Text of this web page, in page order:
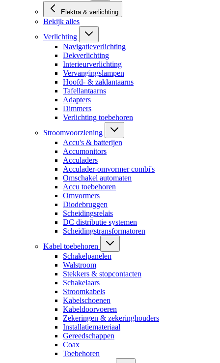
Elektra & verlichting
Bekijk alles
Verlichting
Navigatieverlichting
Dekverlichting
Interieurverlichting
Vervangingslampen
Hoofd- & zaklantaarns
Tafellantaarns
Adapters
Dimmers
Verlichting toebehoren
Stroomvoorziening
Accu's & batterijen
Accumonitors
Acculaders
Acculader-omvormer combi's
Omschakel automaten
Accu toebehoren
Omvormers
Diodebruggen
Scheidingsrelais
DC distributie systemen
Scheidingstransformatoren
Kabel toebehoren
Schakelpanelen
Walstroom
Stekkers & stopcontacten
Schakelaars
Stroomkabels
Kabelschoenen
Kabeldoorvoeren
Zekeringen & zekeringhouders
Installatiemateriaal
Gereedschappen
Coax
Toebehoren